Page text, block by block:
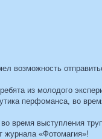
возможность
из молодого
перфоманса, во
время выступления
журнала «Фотомагия»!